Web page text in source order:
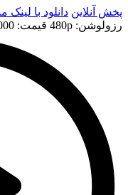
پخش آنلاین دانلود با لينک
رزولوشن: 480p
قيمت: 8000 تومان